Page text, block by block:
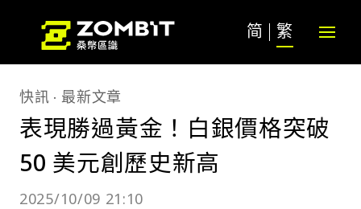
简 繁
快訊 最新文章
表現勝過黃金！白銀價格突破
50 美元創歷史新高
2025/10/09 21:10